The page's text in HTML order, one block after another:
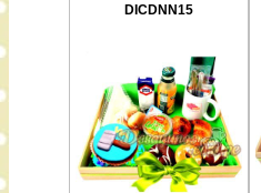
DICDNN15